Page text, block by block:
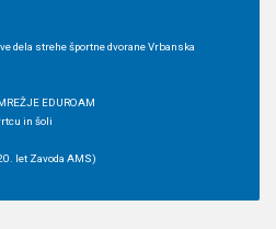
dela strehe športne dvorane Vrbanska
EDUROAM
in šoli
let Zavoda AMS)